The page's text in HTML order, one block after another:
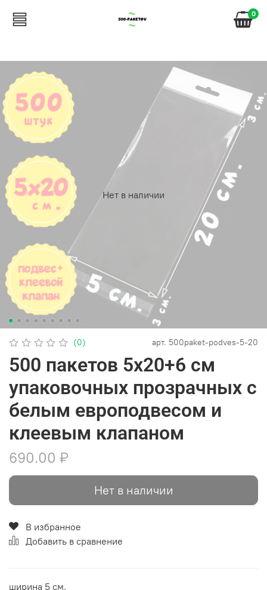
0
Нет в наличии
(0) арт. 500paket-podves-5-20
500 пакетов 5х20+6 см
упаковочных прозрачных с
белым европодвесом и
клеевым клапаном
690.00 ₽
Нет в наличии
В избранное
Добавить в сравнение
ширина 5 см.